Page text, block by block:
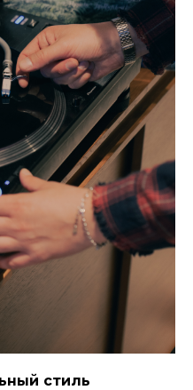
стиль